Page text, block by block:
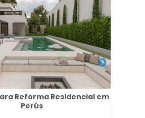
Reforma Residencial em
Perús